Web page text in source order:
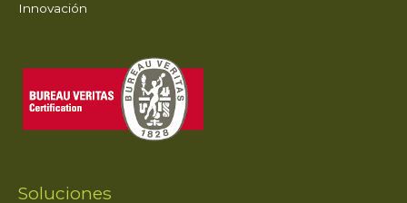
Innovación
Soluciones